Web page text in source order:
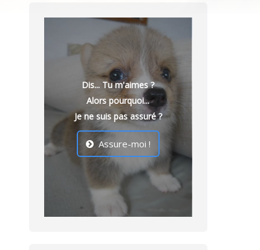
Dis... Tu m'aimes ?
Alors pourquoi...
Je ne suis pas assuré ?
Assure-moi !